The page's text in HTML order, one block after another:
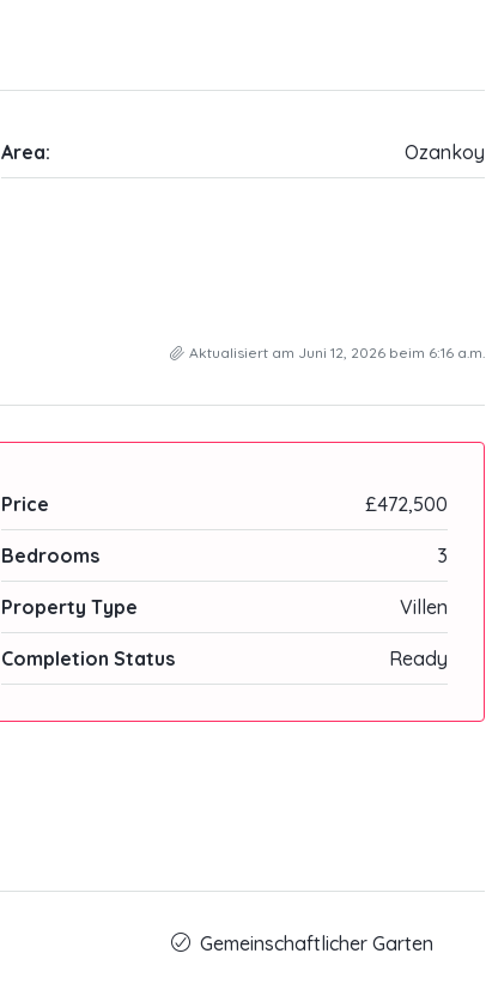
Area: Ozankoy
Aktualisiert am Juni 12, 2026 beim 6:16 a.m.
Price £472,500
Bedrooms 3
Property Type Villen
Completion Status Ready
Gemeinschaftlicher Garten